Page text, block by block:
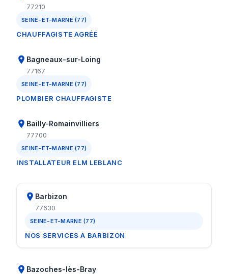
77210
SEINE-ET-MARNE (77)
CHAUFFAGISTE AGRÉÉ
Bagneaux-sur-Loing
77167
SEINE-ET-MARNE (77)
PLOMBIER CHAUFFAGISTE
Bailly-Romainvilliers
77700
SEINE-ET-MARNE (77)
INSTALLATEUR ELM LEBLANC
Barbizon
77630
SEINE-ET-MARNE (77)
NOS SERVICES À BARBIZON
Bazoches-lès-Bray